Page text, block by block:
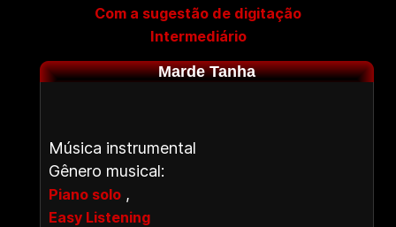
Com a sugestão de digitação
Intermediário
Marde Tanha
Música instrumental
Gênero musical:
Piano solo ,
Easy Listening